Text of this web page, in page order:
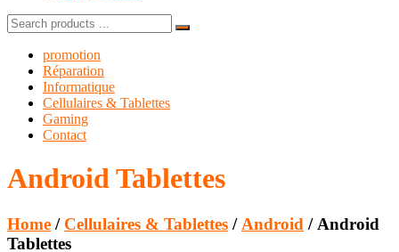
Search
for:
promotion
Réparation
Informatique
Cellulaires & Tablettes
Gaming
Contact
Android Tablettes
Home / Cellulaires & Tablettes / Android / Android
Tablettes